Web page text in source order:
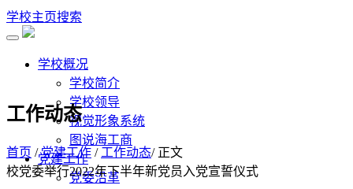
学校主页搜索
学校概况
学校简介
学校领导
视觉形象系统
图说海工商
党建工作
党委沿革
工作动态
首页 /党建工作 / 工作动态/ 正文
校党委举行2022年下半年新党员入党宣誓仪式